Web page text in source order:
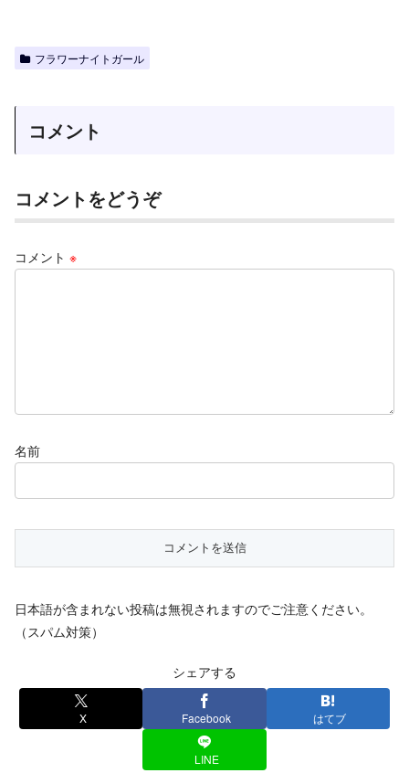
フラワーナイトガール
コメント
コメントをどうぞ
コメント ※
名前
日本語が含まれない投稿は無視されますのでご注意ください。
（スパム対策）
シェアする
X Facebook はてブ
LINE